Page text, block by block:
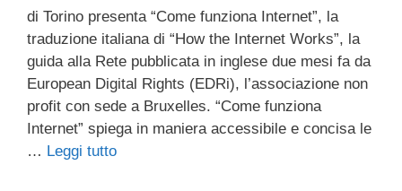
di Torino presenta “Come funziona Internet”, la
traduzione italiana di “How the Internet Works”, la
guida alla Rete pubblicata in inglese due mesi fa da
European Digital Rights (EDRi), l’associazione non
profit con sede a Bruxelles. “Come funziona
Internet” spiega in maniera accessibile e concisa le
… Leggi tutto